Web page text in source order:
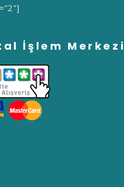
İşlem Merkezi